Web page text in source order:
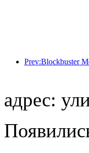
адрес: